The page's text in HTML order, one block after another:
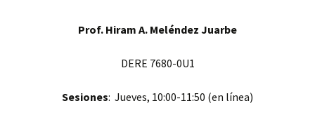
Prof. Hiram A. Meléndez Juarbe
DERE 7680-0U1
Sesiones: Jueves, 10:00-11:50 (en línea)